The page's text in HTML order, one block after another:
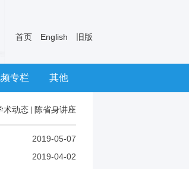
首页 English 旧版
专栏 其他
术动态 陈省身讲座
2019-05-07
2019-04-02